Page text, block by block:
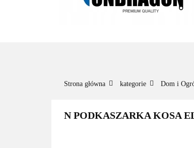
Strona główna kategorie Dom i
N PODKASZARKA KOSA